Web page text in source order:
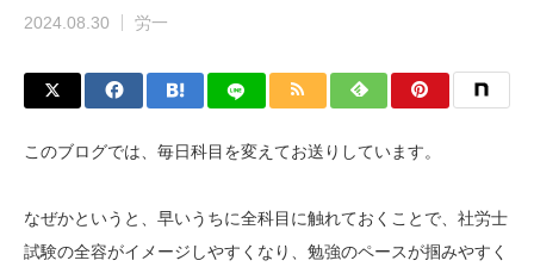
2024.08.30 労一
このブログでは、毎日科目を変えてお送りしています。
なぜかというと、早いうちに全科目に触れておくことで、社労士
試験の全容がイメージしやすくなり、勉強のペースが掴みやすく